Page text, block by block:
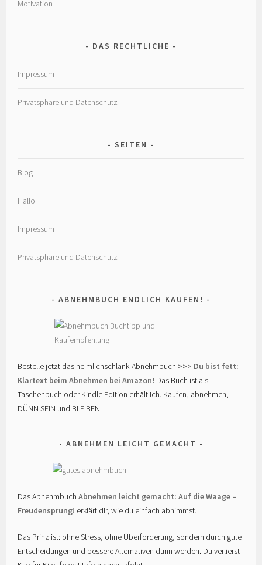
Motivation
DAS RECHTLICHE
Impressum
Privatsphäre und Datenschutz
SEITEN
Blog
Hallo
Impressum
Privatsphäre und Datenschutz
ABNEHMBUCH ENDLICH KAUFEN!
Bestelle jetzt das heimlichschlank-Abnehmbuch >>> Du bist fett:
Klartext beim Abnehmen bei Amazon! Das Buch ist als
Taschenbuch oder Kindle Edition erhältlich. Kaufen, abnehmen,
DÜNN SEIN und BLEIBEN.
ABNEHMEN LEICHT GEMACHT
Das AbnehmbuchAbnehmen leicht gemacht: Auf die Waage –
Freudensprung! erklärt dir, wie du einfach abnimmst.
Das Prinz ist: ohne Stress, ohne Überforderung, sondern durch gute
Entscheidungen und bessere Alternativen dünn werden. Du verlierst